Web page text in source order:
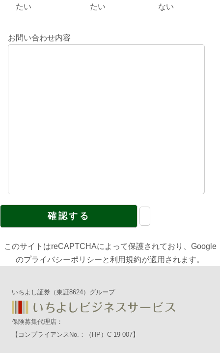
たい たい ない
お問い合わせ内容
このサイトはreCAPTCHAによって保護されており、Google
のプライバシーポリシーと利用規約が適用されます。
いちよし証券（東証8624）グループ
保険募集代理店：
【コンプライアンスNo.：（HP）C 19-007】